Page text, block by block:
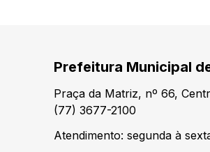
Prefeitura Municipal
Praça da Matriz, nº 66,
(77) 3677-2100
Atendimento: segunda à